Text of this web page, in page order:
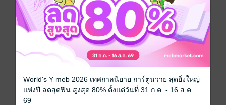
World's Y meb 2026 เทศกาลนิยาย การ์ตูนวาย สุดยิ่งใหญ่
แห่งปี ลดสุดฟิน สูงสุด 80% ตั้งแต่วันที่ 31 ก.ค. - 16 ส.ค.
69